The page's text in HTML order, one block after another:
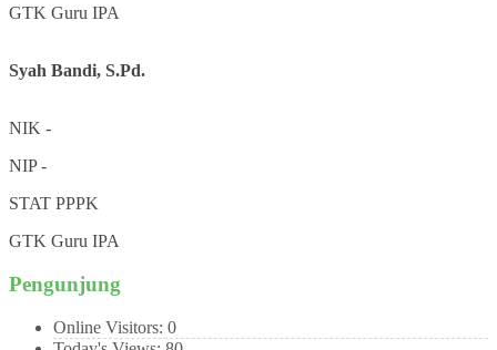
GTK Guru IPA
Syah Bandi, S.Pd.
NIK -
NIP-
STAT PPPK
GTK Guru IPA
Pengunjung
Online Visitors: 0